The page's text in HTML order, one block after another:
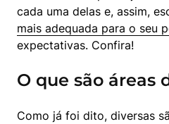
cada uma delas e, assim,
mais adequada para o seu
expectativas. Confira!
O que são áreas
Como já foi dito, diversas